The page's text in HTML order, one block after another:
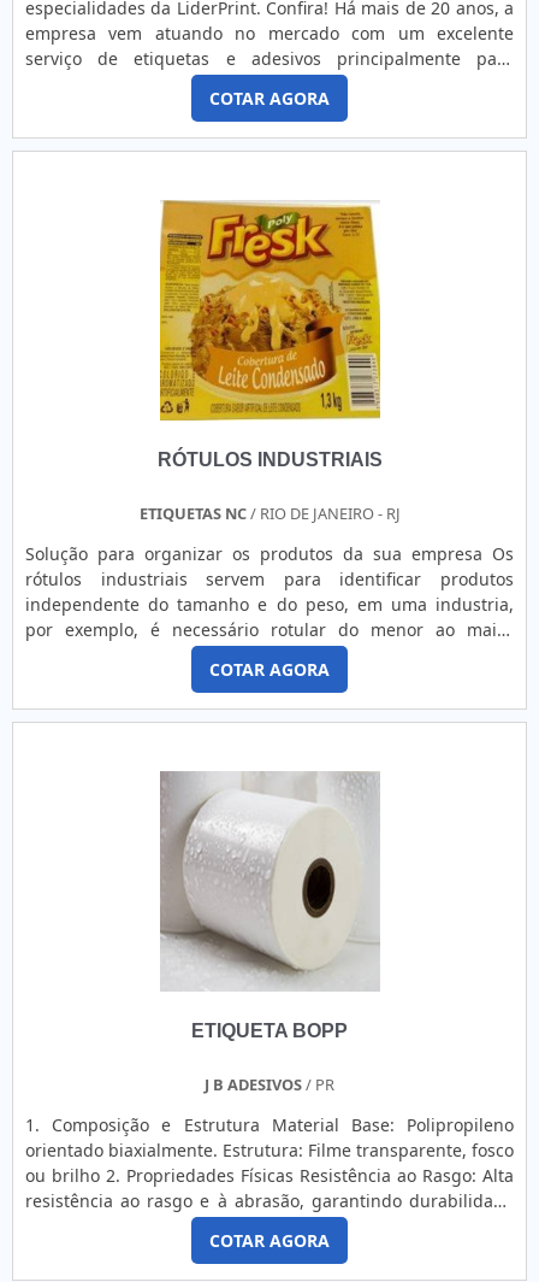
resistência, dispensando o emprego de ribbon.Por último,
mas não menos importante, a etiqueta adesiva está
disponível em rolos, o que simplifica a armazenagem do
produto e a impressão, realizada, desde que feita em
equipamentos adequados. A depender da necessidade do
cliente, o item pode ainda ser oferecido em folhas, cartelas
ADESIVA BRANCA NO SUDESTENo mercado há 15 anos, a
Etiquetas Camp Label é especializada na fabricação de
etiquetas de variados modelos e formatos, além de realizar
a manutenção de impressoras dos tipos Zebra e Argox.
Referência no segmento, atua em todo o estado de São
Paulo com agilidade e eficiência. Solicite um orçamento e
especialidades da LiderPrint. Confira! Há mais de 20 anos, a
empresa vem atuando no mercado com um excelente
serviço de etiquetas e adesivos principalmente para
embalagem de cosméticos. Com cortes retos ou especiais
de acordo com a necessidade do cliente, a LiderPrint se
destaca no mercado de etiquetas. O processo de
desenvolvimento para as etiquetas adesivas, segue os
COTAR AGORA
RÓTULOS INDUSTRIAIS
ETIQUETAS NC/ RIO DE JANEIRO - RJ
Solução para organizar os produtos da sua empresa Os
rótulos industriais servem para identificar produtos
independente do tamanho e do peso, em uma industria,
por exemplo, é necessário rotular do menor ao maior
produto, afinal, os rótulos para embalagem servem para
organizar cada coisa, informando o nome, a utilidade e
possíveis recomendações essenciais relacionadas ao
produto, evitando equívocos e, em alguns casos,
COTAR AGORA
ETIQUETA BOPP
J B ADESIVOS/ PR
1. Composição e Estrutura Material Base: Polipropileno
orientado biaxialmente. Estrutura: Filme transparente, fosco
ou brilho 2. Propriedades Físicas Resistência ao Rasgo: Alta
resistência ao rasgo e à abrasão, garantindo durabilidade
mesmo em condições adversas. Flexibilidade: Boa
conformidade em superfícies curvas ou irregulares.
Rigidez: Geralmente mais rígido em comparação com
COTAR AGORA